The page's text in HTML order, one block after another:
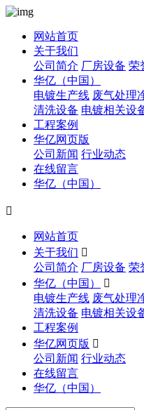
网站首页
关于我们
公司简介 厂房设备 荣
华亿（中国）
电镀生产线 废气处理
清洗设备 电镀相关设
工程案例
华亿网页版
公司新闻 行业动态
在线留言
华亿（中国）

网站首页
关于我们 
公司简介 厂房设备 荣
华亿（中国）

电镀生产线 废气处理
清洗设备 电镀相关设
工程案例
华亿网页版 
公司新闻 行业动态
在线留言
华亿（中国）